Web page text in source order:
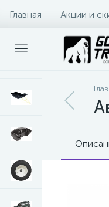
Главная Акции и
Оплата и доставка